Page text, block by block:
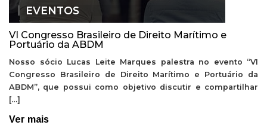
EVENTOS
VI Congresso Brasileiro de Direito Marítimo e
Portuário da ABDM
Nosso sócio Lucas Leite Marques palestra no evento “VI
Congresso Brasileiro de Direito Marítimo e Portuário da
ABDM”, que possui como objetivo discutir e compartilhar
[…]
Ver mais